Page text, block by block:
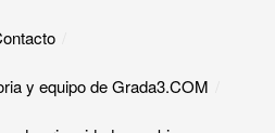
y equipo de Grada3.COM